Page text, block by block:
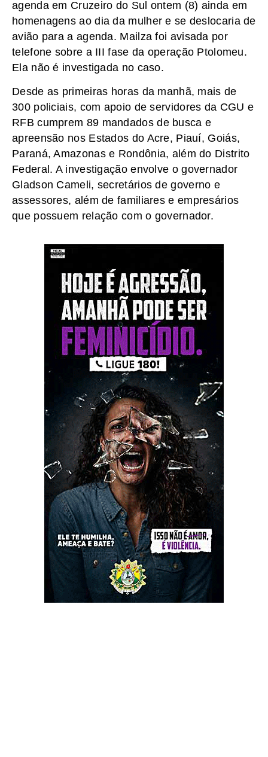
agenda em Cruzeiro do Sul ontem (8) ainda em
homenagens ao dia da mulher e se deslocaria de
avião para a agenda. Mailza foi avisada por
telefone sobre a III fase da operação Ptolomeu.
Ela não é investigada no caso.
Desde as primeiras horas da manhã, mais de
300 policiais, com apoio de servidores da CGU e
RFB cumprem 89 mandados de busca e
apreensão nos Estados do Acre, Piauí, Goiás,
Paraná, Amazonas e Rondônia, além do Distrito
Federal. A investigação envolve o governador
Gladson Cameli, secretários de governo e
assessores, além de familiares e empresários
que possuem relação com o governador.